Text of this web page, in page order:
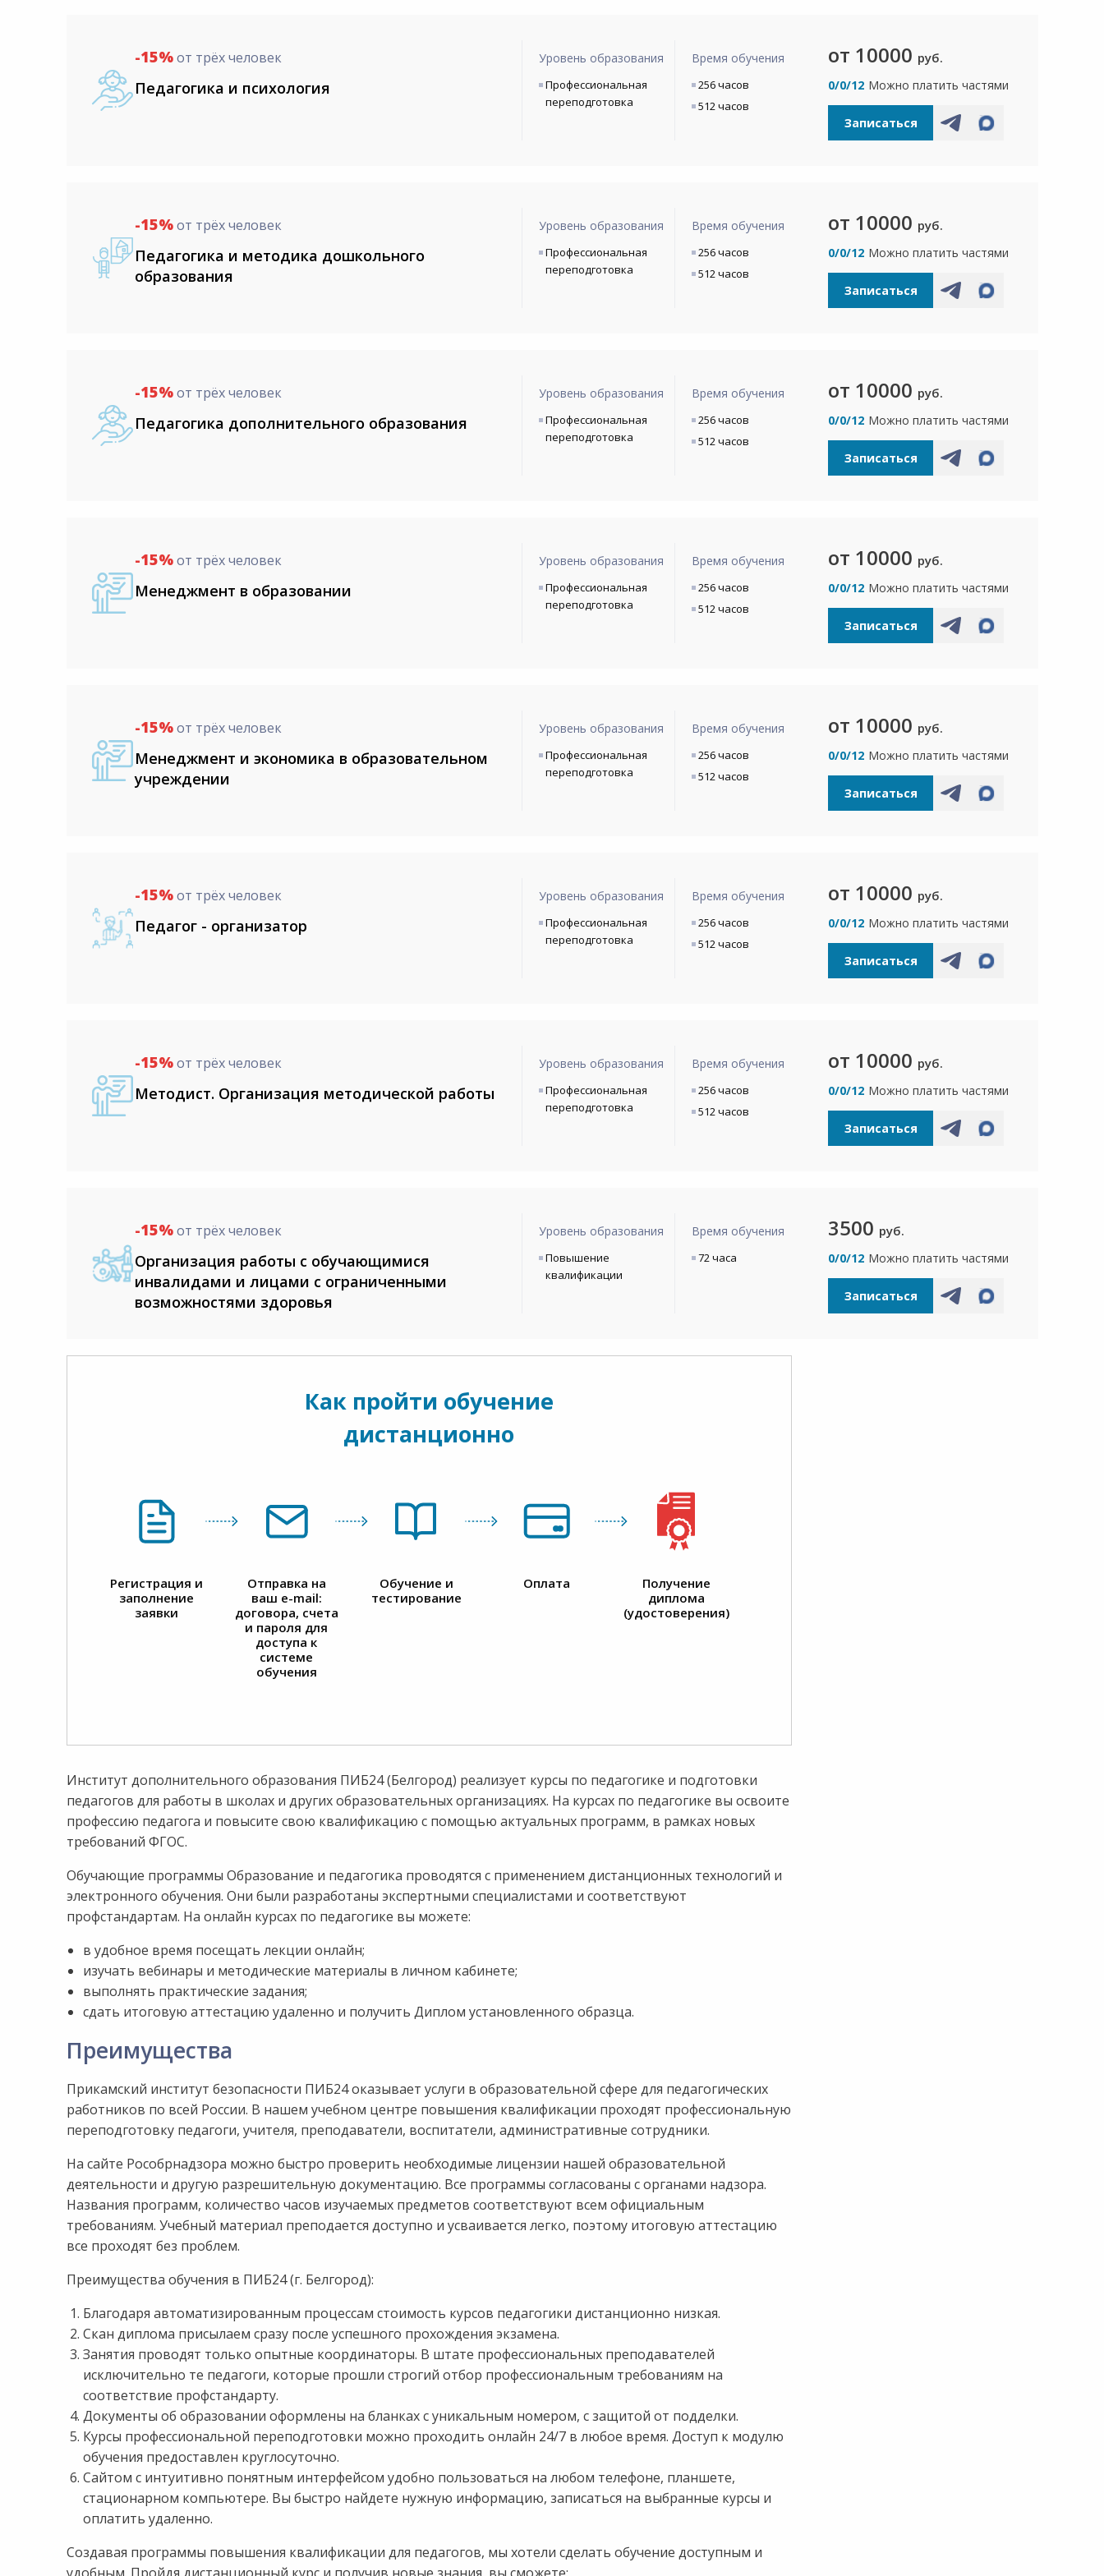
-15%от трёх человек
Педагогика и психология
Уровень образования
Профессиональная
переподготовка
Время обучения
256 часов
512 часов
от 10000 руб.
0/0/12 Можно платить частями
Записаться
-15%от трёх человек
Педагогика и методика дошкольного
образования
Уровень образования
Профессиональная
переподготовка
Время обучения
256 часов
512 часов
от 10000 руб.
0/0/12 Можно платить частями
Записаться
-15%от трёх человек
Педагогика дополнительного образования
Уровень образования
Профессиональная
переподготовка
Время обучения
256 часов
512 часов
от 10000 руб.
0/0/12 Можно платить частями
Записаться
-15%от трёх человек
Менеджмент в образовании
Уровень образования
Профессиональная
переподготовка
Время обучения
256 часов
512 часов
от 10000 руб.
0/0/12 Можно платить частями
Записаться
-15%от трёх человек
Менеджмент и экономика в образовательном
учреждении
Уровень образования
Профессиональная
переподготовка
Время обучения
256 часов
512 часов
от 10000 руб.
0/0/12 Можно платить частями
Записаться
-15%от трёх человек
Педагог - организатор
Уровень образования
Профессиональная
переподготовка
Время обучения
256 часов
512 часов
от 10000 руб.
0/0/12 Можно платить частями
Записаться
-15%от трёх человек
Методист. Организация методической работы
Уровень образования
Профессиональная
переподготовка
Время обучения
256 часов
512 часов
от 10000 руб.
0/0/12 Можно платить частями
Записаться
-15%от трёх человек
Организация работы с обучающимися
инвалидами и лицами с ограниченными
возможностями здоровья
Уровень образования
Повышение
квалификации
Время обучения
72 часа
3500 руб.
0/0/12 Можно платить частями
Записаться
Как пройти обучение
дистанционно
Регистрация и
заполнение
заявки
Отправка на
ваш e-mail:
договора, счета
и пароля для
доступа к
системе
обучения
Обучение и
тестирование
Оплата
Получение
диплома
(удостоверения)
Институт дополнительного образования ПИБ24 (Белгород) реализует курсы по педагогике и подготовки
педагогов для работы в школах и других образовательных организациях. На курсах по педагогике вы освоите
профессию педагога и повысите свою квалификацию с помощью актуальных программ, в рамках новых
требований ФГОС.
Обучающие программы Образование и педагогика проводятся с применением дистанционных технологий и
электронного обучения. Они были разработаны экспертными специалистами и соответствуют
профстандартам. На онлайн курсах по педагогике вы можете:
в удобное время посещать лекции онлайн;
изучать вебинары и методические материалы в личном кабинете;
выполнять практические задания;
сдать итоговую аттестацию удаленно и получить Диплом установленного образца.
Преимущества
Прикамский институт безопасности ПИБ24 оказывает услуги в образовательной сфере для педагогических
работников по всей России. В нашем учебном центре повышения квалификации проходят профессиональную
переподготовку педагоги, учителя, преподаватели, воспитатели, административные сотрудники.
На сайте Рособрнадзора можно быстро проверить необходимые лицензии нашей образовательной
деятельности и другую разрешительную документацию. Все программы согласованы с органами надзора.
Названия программ, количество часов изучаемых предметов соответствуют всем официальным
требованиям. Учебный материал преподается доступно и усваивается легко, поэтому итоговую аттестацию
все проходят без проблем.
Преимущества обучения в ПИБ24 (г. Белгород):
Благодаря автоматизированным процессам стоимость курсов педагогики дистанционно низкая.
Скан диплома присылаем сразу после успешного прохождения экзамена.
Занятия проводят только опытные координаторы. В штате профессиональных преподавателей
исключительно те педагоги, которые прошли строгий отбор профессиональным требованиям на
соответствие профстандарту.
Документы об образовании оформлены на бланках с уникальным номером, с защитой от подделки.
Курсы профессиональной переподготовки можно проходить онлайн 24/7 в любое время. Доступ к модулю
обучения предоставлен круглосуточно.
Сайтом с интуитивно понятным интерфейсом удобно пользоваться на любом телефоне, планшете,
стационарном компьютере. Вы быстро найдете нужную информацию, записаться на выбранные курсы и
оплатить удаленно.
Создавая программы повышения квалификации для педагогов, мы хотели сделать обучение доступным и